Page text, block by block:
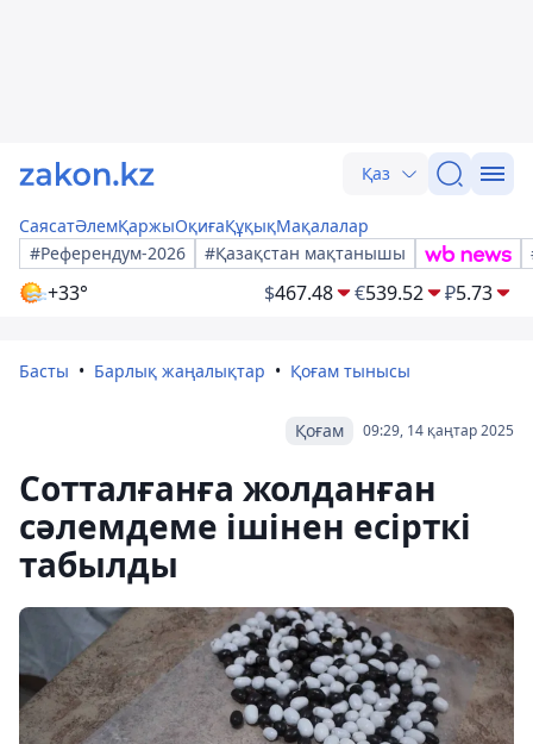
Қаз
СаясатӘлемҚаржыОқиғаҚұқықМақалалар
#Референдум-2026
#Қазақстан мақтанышы
+33° $467.48 €539.52 ₽5.73
Басты Барлық жаңалықтар Қоғам тынысы
09:29, 14 қаңтар 2025
Қоғам
Сотталғанға жолданған
сәлемдеме ішінен есірткі
табылды